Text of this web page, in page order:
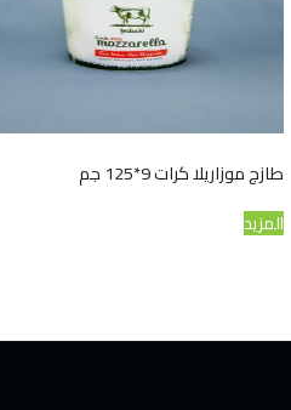
طازج موزاريلا كرات 9*125 جم
المزيد